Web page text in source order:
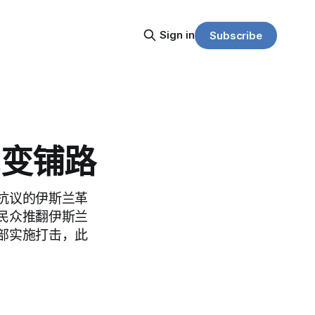
Sign in Subscribe
铺路
议的伊斯兰革
众推翻伊斯兰
实施打击，此